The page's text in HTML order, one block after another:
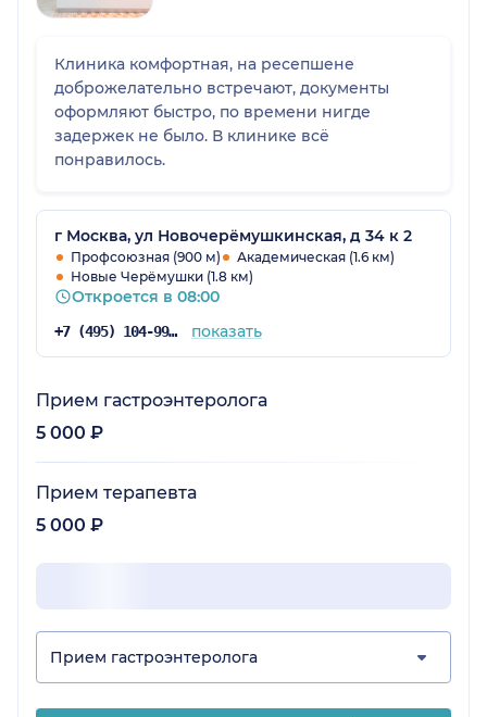
Клиника комфортная, на ресепшене
доброжелательно встречают, документы
оформляют быстро, по времени нигде
задержек не было. В клинике всё
понравилось.
г Москва, ул Новочерёмушкинская, д 34 к 2
Профсоюзная (900 м)
Академическая (1.6 км)
Новые Черёмушки (1.8 км)
Откроется в 08:00
+7 (495) 104-99-85 показать
Прием гастроэнтеролога
5 000 ₽
Прием терапевта
5 000 ₽
Прием гастроэнтеролога